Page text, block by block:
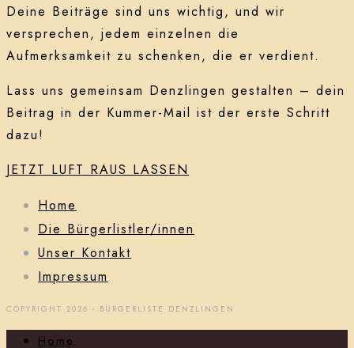
Deine Beiträge sind uns wichtig, und wir
versprechen, jedem einzelnen die
Aufmerksamkeit zu schenken, die er verdient.
Lass uns gemeinsam Denzlingen gestalten – dein
Beitrag in der Kummer-Mail ist der erste Schritt
dazu!
JETZT LUFT RAUS LASSEN
Home
Die Bürgerlistler/innen
Unser Kontakt
Impressum
COPYRIGHT 2026 - BÜRGERLISTE DENZLINGEN
Home